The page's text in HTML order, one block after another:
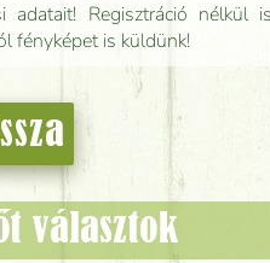
Regisztráció nélkül
fényképet is küldünk!
választok